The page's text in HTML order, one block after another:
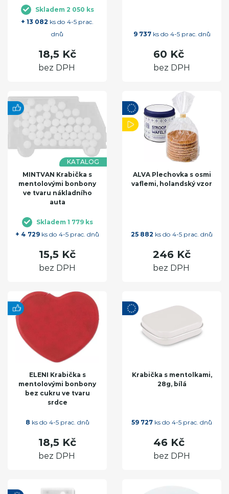
Skladem 2 050 ks
+ 13 082 ks do 4-5 prac.
dnů
18,5 Kč
bez DPH
9 737ks do 4-5 prac. dnů
60 Kč
bez DPH
KATALOG
MINTVAN Krabička s
mentolovými bonbony
ve tvaru nákladního
auta
Skladem 1 779 ks
+ 4 729 ks do 4-5 prac. dnů
15,5 Kč
bez DPH
ALVA Plechovka s osmi
vaflemi, holandský vzor
25 882 ks do 4-5 prac. dnů
246 Kč
bez DPH
ELENI Krabička s
mentolovými bonbony
bez cukru ve tvaru
srdce
8 ks do 4-5 prac. dnů
18,5 Kč
bez DPH
Krabička s mentolkami,
28g, bílá
59 727 ks do 4-5 prac. dnů
46 Kč
bez DPH